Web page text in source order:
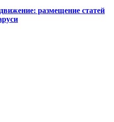
размещение статей